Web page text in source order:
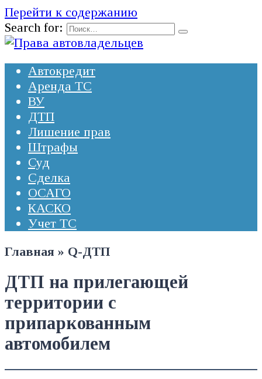
Перейти к содержанию
Search for:
Автокредит
Аренда ТС
ВУ
ДТП
Лишение прав
Штрафы
Суд
Сделка
ОСАГО
КАСКО
Учет ТС
Главная » Q-ДТП
ДТП на прилегающей
территории с
припаркованным
автомобилем